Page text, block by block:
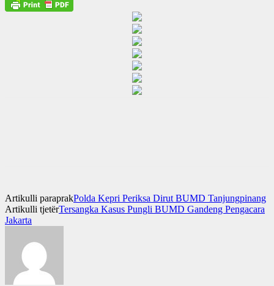
Artikulli paraprakPolda Kepri Periksa Dirut BUMD Tanjungpinang
Artikulli tjetërTersangka Kasus Pungli BUMD Gandeng Pengacara
Jakarta